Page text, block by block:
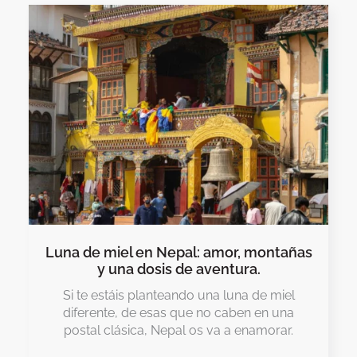
Luna de miel en Nepal: amor, montañas
y una dosis de aventura.
Si te estáis planteando una luna de miel
diferente, de esas que no caben en una
postal clásica, Nepal os va a enamorar.
miel
en
Nepal:
amor,
montañas
y
una
dosis
de
aventura.